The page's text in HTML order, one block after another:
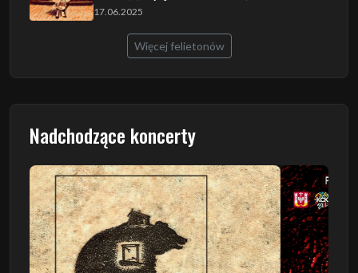
17.06.2025
Więcej felietonów
Nadchodzące koncerty